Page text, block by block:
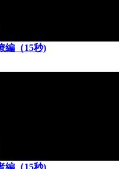
編（15秒)
編（15秒)